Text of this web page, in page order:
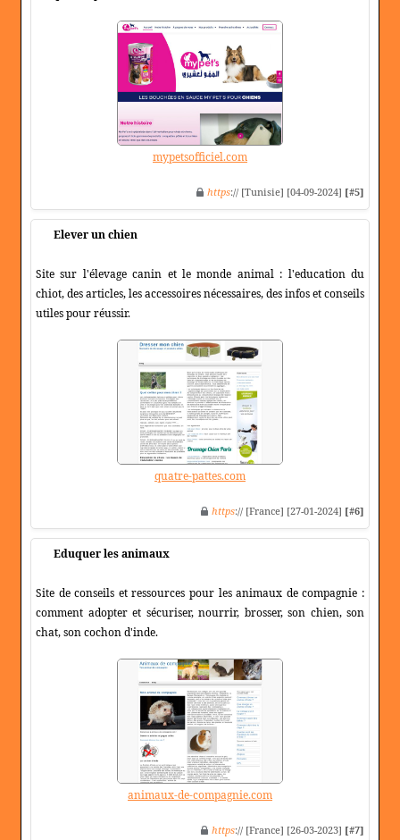
mypetsofficiel.com
https:// [Tunisie] [04-09-2024] [#5]
Elever un chien
Site sur l'élevage canin et le monde animal : l'education du
chiot, des articles, les accessoires nécessaires, des infos et conseils
utiles pour réussir.
quatre-pattes.com
https:// [France] [27-01-2024] [#6]
Eduquer les animaux
Site de conseils et ressources pour les animaux de compagnie :
comment adopter et sécuriser, nourrir, brosser, son chien, son
chat, son cochon d'inde.
animaux-de-compagnie.com
https:// [France] [26-03-2023] [#7]